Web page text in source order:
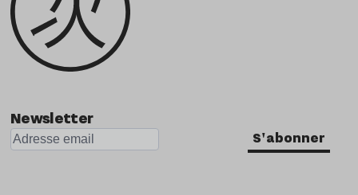
Newsletter
S'abonner